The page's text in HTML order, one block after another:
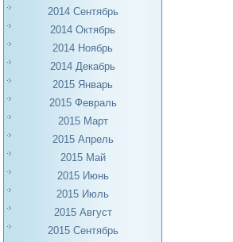
2014 Сентябрь
2014 Октябрь
2014 Ноябрь
2014 Декабрь
2015 Январь
2015 Февраль
2015 Март
2015 Апрель
2015 Май
2015 Июнь
2015 Июль
2015 Август
2015 Сентябрь